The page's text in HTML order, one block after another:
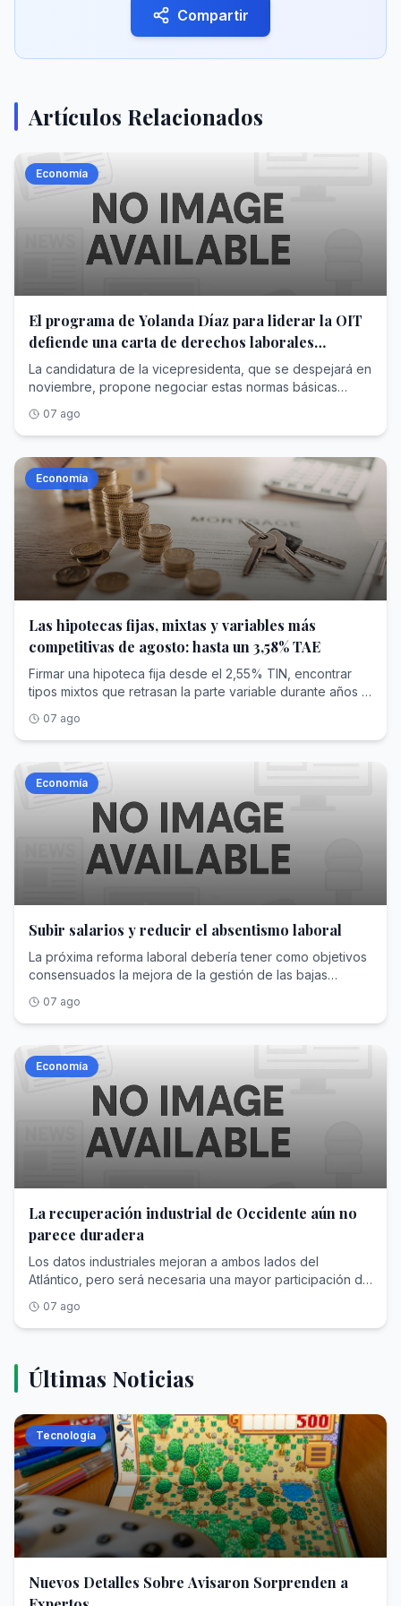
Compartir
Artículos Relacionados
Economía
El programa de Yolanda Díaz para liderar la OIT
defiende una carta de derechos laborales
mínimos para todos los países
La candidatura de la vicepresidenta, que se despejará en
noviembre, propone negociar estas normas básicas
y trabajadores
07 ago
Economía
Las hipotecas fijas, mixtas y variables más
competitivas de agosto: hasta un 3,58% TAE
Firmar una hipoteca fija desde el 2,55% TIN, encontrar tipos mixtos que retrasan la parte variable durante años o atarte al euríbor con un diferencial ajustado son tres caminos abiertos este mes de agosto en entidades como Ibercaja, Banco Sabadell o Kutxabank. Eso sí: debes tener en cuenta que detrás de casi cada uno de esos tipos hay condiciones de vinculación (nómina, seguros, planes de pensiones) que conviene leer con calma antes de decidir. El momento ayuda a comparar con la cabeza fría. El euríbor a doce meses cerró julio con una media del 2,855% , y el Banco Central Europeo mantuvo los tipos en su reunión del 23 de julio, con la facilidad de depósito en el 2,25%. Con el índice estabilizado tras meses de bajadas, la banca ha vuelto a competir por captar hipotecas, y eso se nota en los tipos fijos y en los diferenciales de las variables. Quédate con una idea antes de entrar en materia: el tipo que anuncia el banco suele ser el TIN, pero lo que te dice cuánto cuesta de verdad el préstamo cada año es la TAE , porque suma comisiones y productos vinculados. Y en las mixtas y variables hay un segundo dato que pesa tanto como el tipo: cuántos años pagas a un precio conocido antes de que entre en juego el euríbor. Ibercaja ( 3,49% TAE ), Banca March ( 3,01% TAE ), Banco Sabadell ( 3,58% TAE ), Cajamar ( 3,44% TAE ) y CaixaBank ( 4,26% TAE ) son las cinco opciones a tipo fijo de esta comparativa, la vía para quien prefiere pagar siempre la misma cuota, sin sobresaltos, durante toda la vida del préstamo. Ibercaja pone el tipo fijo más bajo de esta comparativa: un 2,55% TIN que no cambia en toda la vida del préstamo, con una TAE del 3,49% a 25 años . Es el punto de partida más ajustado para quien busca una cuota inamovible y el número más bajo de salida. Ese tipo sale a cuenta si centralizas tu vida financiera en el banco: la bonificación máxima pide domiciliar una nómina de al menos 2.500 euros , una tarjeta con uso mínimo, tres recibos, seguros de hogar y de vida y una aportación mensual de 75 euros a un fondo. Cuantos menos requisitos cumplas, más sube el tipo. En Banca March, el TIN del 2,65% y la TAE del 3,01% casi se tocan , y esa es la TAE más ajustada de las cinco fijas: apenas hay distancia entre el tipo del anuncio y el coste real, porque no carga comisión de apertura. El plazo llega hasta 30 años. Está pensada para importes altos, con un préstamo que parte de un mínimo desde los 150.000 euros . Para acceder a sus condiciones pide domiciliar ingresos recurrentes desde 4.000 euros al mes en su cuenta digital y contratar seguros de vida y de hogar, así que encaja sobre todo con quien financia una compra elevada. Banco Sabadell reparte su bonificación por tramos, y esa es su particularidad: no es todo o nada. Su hipoteca fija se firma con un 2,75% TIN y una TAE del 3,58% a 30 años , sin comisión de apertura, y el tipo baja según cuántos productos sumes: nómina, seguro de hogar, seguro de vida o seguro de protección de pagos. Esa mecánica escalonada encaja con quien no puede o no quiere cumplir todas las vinculaciones a la vez , porque cada producto que añades rebaja un poco el tipo sin obligarte al paquete completo. Conviene tener presente que aplica comisión por amortización anticipada solo durante los primeros años. Cajamar añade un requisito que no verás en las demás: para acceder a su mejor tipo hay que hacerse socio de la entidad, con una aportación de unos 61 euros. A cambio ofrece un 2,85% TIN y una TAE del 3,44% a 30 años , sin comisión de apertura. Además de la condición de socio, la bonificación completa pide domiciliar la nómina y contratar seguros, y está orientada a unidades familiares con ingresos por encima de los 4.000 euros al mes . Es una opción a estudiar para quien ya tiene o no le importa asumir esa relación con el banco. CaixaBank firma la TAE más alta de las cinco, un 4,26% con un 2,85% TIN a 30 años, pero también es la que más margen deja para rebajar el tipo por la vía de la vinculación: hasta un punto porcentual menos de TIN si combinas varios productos. Ese descuento de hasta el 1% se consigue sumando nómina, recibos, tarjeta, seguro de hogar, seguro de vida e incluso una alarma , y tampoco carga comisión de apertura. Encaja con quien está dispuesto a concentrar toda su relación bancaria en la entidad a cambio del mayor recorte. Las mixtas son el término medio: pagas un tipo fijo durante los primeros años y solo después la cuota pasa a depender del euríbor. Banco Sabadell ( 3,90% TAE ), Pibank ( 3,30% TAE ), Ibercaja ( 3,77% TAE ), Abanca ( 5,11% TAE ) y una segunda variante de Ibercaja con tramo fijo a diez años ( 3,45% TAE ) completan este apartado. Banco Sabadell arranca con el tipo de salida más bajo de las mixtas: un 1,80% TIN durante los tres primeros años. Es el tramo fijo más corto del grupo, así que la cuota pasa antes a moverse con el euríbor, al que después se suma un diferencial del 0,70%. La TAE queda en el 3,90% a 30 años. Encaja con quien apuesta a que el euríbor seguirá contenido dentro de tres años y prefiere pagar muy poco al principio. Como en su hipoteca fija, no cobra comisión de apertura y la bonificación del tipo se reparte por tramos según los productos que contrates. Pibank es la mixta con la TAE más baja de esta comparativa, un 3,30% , y lo consigue por la vía más limpia: sin comisiones de apertura, estudio o amortización y sin obligarte a domiciliar nómina ni contratar un paquete de productos, más allá de una cuenta y un seguro de daños. Ofrece un 1,99% TIN durante los cuatro primeros años. Se contrata al cien por cien online, financia hasta el 90% de la compra y llega a un plazo de 35 años, el más largo de este grupo. Es la puerta de entrada natural para quien huye de las vinculaciones y quiere calcular el coste sin letra pequeña añadida. Ibercaja estira el tramo fijo a cinco años con un 2,00% TIN, dos años más a precio cerrado que la de Sabadell. Pasado ese periodo, la cuota se calcula con el euríbor más un diferencial del 0,60%, y la TAE se sitúa en el 3,77% a 25 años . Como en su hipoteca fija, el mejor tipo llega cumpliendo su cuadro de vinculaciones: nómina desde 2.500 euros, tarjeta, tres recibos, seguros de hogar y vida y aportación mensual a un fondo. Interesa a quien quiere más años de tranquilidad antes de asomarse al índice. Abanca firma la TAE más alta de las mixtas, un 5,11% , con un 2,05% TIN durante los cinco primeros años. Su rasgo propio es que no carga ninguna comisión y que la bonificación se reparte entre varios productos vinculables, aplicándose sobre todo al diferencial a partir del sexto año, cuando empieza la parte variable. Ese diseño premia la vinculación justo cuando la cuota deja de ser fija , y no antes. Puede convenir a quien planea mantener la relación con el banco a largo plazo y prefiere suavizar el tramo variable más que el fijo. La segunda variante de Ibercaja alarga el tipo fijo hasta diez años, el tramo más largo de todas las mixtas, con un 2,10% TIN. A cambio de esa década a precio conocido, su TAE se queda en el 3,45% a 25 años , por debajo de la versión a cinco años de la propia entidad. Después de esos diez años, la cuota pasa al euríbor más un diferencial del 0,60% . Pide el mismo cuadro de vinculaciones que el resto de hipotecas de Ibercaja, y es la alternativa para quien quiere aplazar lo máximo posible la exposición al índice sin renunciar a un tipo de salida contenido. En las variables la cuota se mueve con el euríbor desde el principio, salvo un primer tramo con tipo fijo de arranque. Kutxabank ( 3,67% TAE ), Banco Sabadell ( 3,98% TAE ), COINC ( 3,29% TAE ), Bankinter ( 3,66% TAE ) y Unicaja ( 4,20% TAE ) son las cinco que cierran esta comparativa, y aquí el dato que más pesa a largo plazo es el diferencial que se suma al índice. Kutxabank baja el diferencial al mínimo del grupo para el largo plazo: euríbor más 0,49%, una vez pasado el primer año a un 1,96% TIN. Es el dato que más cuenta en una hipoteca que vas a pagar durante décadas, y se refleja en una TAE del 3,67% a 30 años . Ese diferencial bonificado pide domiciliar una nómina desde 3.000 euros , aportar a un plan de pensiones o EPSV y contratar su seguro de hogar; si dejas de cumplir alguna condición, el diferencial sube a partir del segundo año. Encaja con quien puede sostener esa vinculación de forma estable. Banco Sabadell ofrece el arranque más suave: un 1,50% TIN durante los doce primeros meses, el tipo de salida más bajo de las variables. Después, la cuota pasa al euríbor más un diferencial del 0,50%, con una TAE del 3,98% a 30 años . Ese primer año barato alivia el inicio, cuando más aprietan la mudanza y los gastos de entrada. Como en el resto de su gama, no cobra comisión de apertura y bonifica el tipo por tramos según los productos que sumes, sin exigir el paquete completo de golpe. COINC, la marca digital de Bankinter, es la variable con la TAE más baja de esta comparativa, un 3,29% , y la que menos te ata: sin comisiones y sin vinculación obligatoria. Parte de un 2,30% TIN el primer año y después aplica euríbor más 0,50%. Si quieres, puedes rebajar el diferencial en 0,40 puntos abriendo una cuenta , pero es opcional, no una condición para contratar. Es la elección para quien prioriza no atarse a nóminas ni seguros y prefiere gestionar todo online. Bankinter alarga el tramo inicial a precio fijo hasta 36 meses, tres años con un 2,30% TIN antes de que entre el euríbor más un diferencial del 0,50%. Es el arranque protegido más largo de las variables, y su TAE queda en el 3,66% a 30 años . Su tipo se bonifica con la cuenta nómina, un seguro de vida y un seguro multirriesgo de hogar ; si dejas de cumplir alguna de esas vinculaciones, el tipo sube de forma automática. Interesa a quien quiere tres años de cuota estable antes de exponerse al índice. Unicaja reserva su variable para nóminas a partir de 2.000 euros al mes, un umbral de entrada más asequible que el de otras entidades del grupo. Ofrece un 1,90% TIN el primer año y después euríbor má
07 ago
Economía
Subir salarios y reducir el absentismo laboral
La próxima reforma laboral debería tener como objetivos
consensuados la mejora de la gestión de las bajas
beneficios de las empresas
07 ago
Economía
La recuperación industrial de Occidente aún no
parece duradera
Los datos industriales mejoran a ambos lados del
Atlántico, pero será necesaria una mayor participación de
07 ago
Últimas Noticias
Tecnología
Nuevos Detalles Sobre Avisaron Sorprenden a